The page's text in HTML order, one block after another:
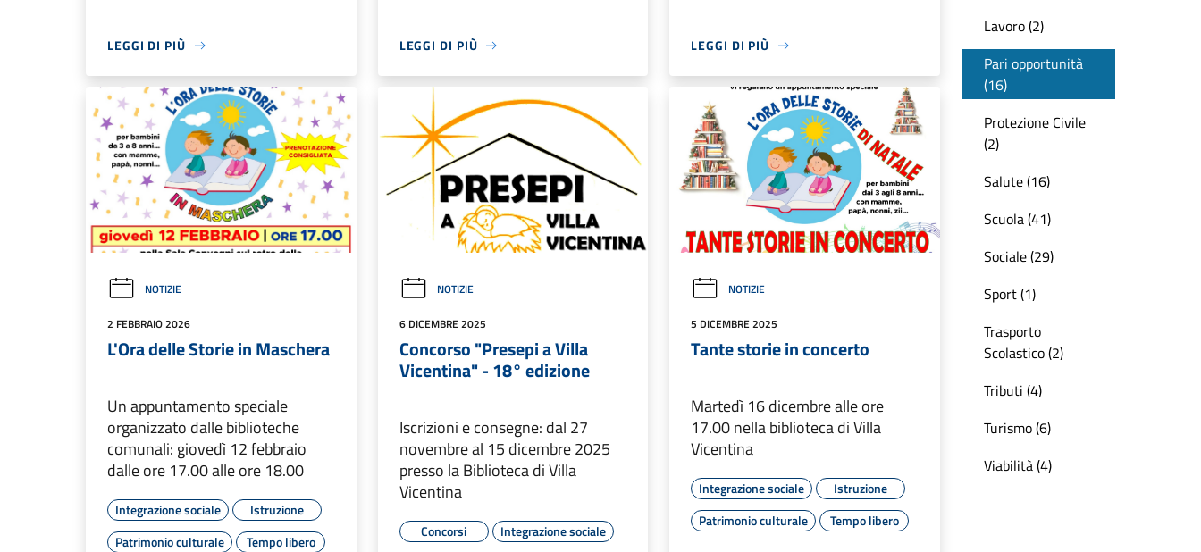
LEGGI DI PIÙ LEGGI DI PIÙ LEGGI DI PIÙ
NOTIZIE
2 FEBBRAIO 2026
L'Ora delle Storie in Maschera
Un appuntamento speciale
organizzato dalle biblioteche
comunali: giovedì 12 febbraio
dalle ore 17.00 alle ore 18.00
Integrazione sociale
Istruzione
Patrimonio culturale
Tempo libero
NOTIZIE
6 DICEMBRE 2025
Concorso "Presepi a Villa
Vicentina" - 18° edizione
Iscrizioni e consegne: dal 27
novembre al 15 dicembre 2025
presso la Biblioteca di Villa
Vicentina
Concorsi
Integrazione sociale
NOTIZIE
5 DICEMBRE 2025
Tante storie in concerto
Martedì 16 dicembre alle ore
17.00 nella biblioteca di Villa
Vicentina
Integrazione sociale
Istruzione
Patrimonio culturale
Tempo libero
Lavoro (2)
Pari opportunità
(16)
Protezione Civile
(2)
Salute (16)
Scuola (41)
Sociale (29)
Sport (1)
Trasporto
Scolastico (2)
Tributi (4)
Turismo (6)
Viabilità (4)